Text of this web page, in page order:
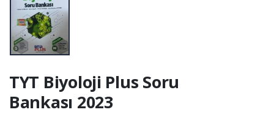
TYT Biyoloji Plus Soru
Bankası 2023